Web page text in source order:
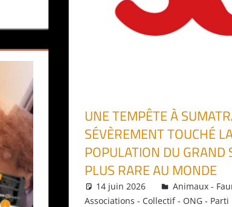
UNE TEMPÊTE À
SÉVÈREMENT TOUCHÉ
POPULATION DU GRAND
PLUS RARE AU MONDE
14 juin 2026 Daniel
Animaux -
Associations - Collectif - ONG - Parti